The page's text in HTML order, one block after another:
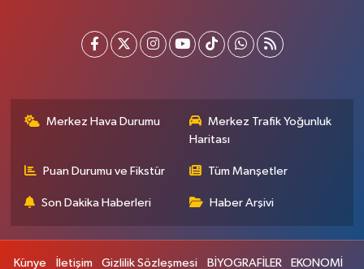
Merkez Hava Durumu
Merkez Trafik Yoğunluk
Haritası
Puan Durumu ve Fikstür Tüm Manşetler
Son Dakika Haberleri Haber Arşivi
Künye İletişim Gizlilik Sözleşmesi BİYOGRAFİLER EKONOMİ